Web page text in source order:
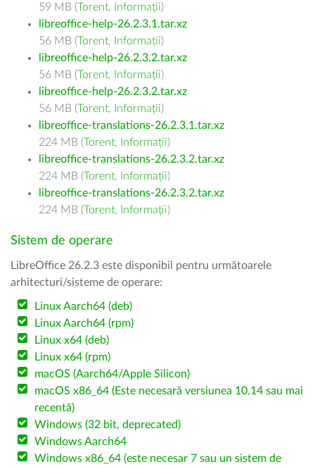
59 MB (Torent, Informații)
libreoffice-help-26.2.3.1.tar.xz
56 MB (Torent, Informații)
libreoffice-help-26.2.3.2.tar.xz
56 MB (Torent, Informații)
libreoffice-help-26.2.3.2.tar.xz
56 MB (Torent, Informații)
libreoffice-translations-26.2.3.1.tar.xz
224 MB (Torent, Informații)
libreoffice-translations-26.2.3.2.tar.xz
224 MB (Torent, Informații)
libreoffice-translations-26.2.3.2.tar.xz
224 MB (Torent, Informații)
Sistem de operare
LibreOffice 26.2.3 este disponibil pentru următoarele
arhitecturi/sisteme de operare:
Linux Aarch64 (deb)
Linux Aarch64 (rpm)
Linux x64 (deb)
Linux x64 (rpm)
macOS (Aarch64/Apple Silicon)
macOS x86_64 (Este necesară versiunea 10.14 sau mai
recentă)
Windows (32 bit, deprecated)
Windows Aarch64
Windows x86_64 (este necesar 7 sau un sistem de